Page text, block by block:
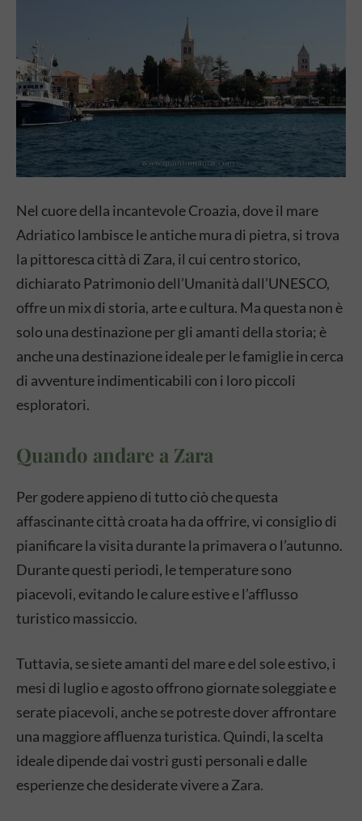
Nel cuore della incantevole Croazia, dove il mare
Adriatico lambisce le antiche mura di pietra, si trova
la pittoresca città di Zara, il cui centro storico,
dichiarato Patrimonio dell’Umanità dall’UNESCO,
offre un mix di storia, arte e cultura. Ma questa non è
solo una destinazione per gli amanti della storia; è
anche una destinazione ideale per le famiglie in cerca
di avventure indimenticabili con i loro piccoli
esploratori.
Quando andare a Zara
Per godere appieno di tutto ciò che questa
affascinante città croata ha da offrire, vi consiglio di
pianificare la visita durante la primavera o l’autunno.
Durante questi periodi, le temperature sono
piacevoli, evitando le calure estive e l’afflusso
turistico massiccio.
Tuttavia, se siete amanti del mare e del sole estivo, i
mesi di luglio e agosto offrono giornate soleggiate e
serate piacevoli, anche se potreste dover affrontare
una maggiore affluenza turistica. Quindi, la scelta
ideale dipende dai vostri gusti personali e dalle
esperienze che desiderate vivere a Zara.